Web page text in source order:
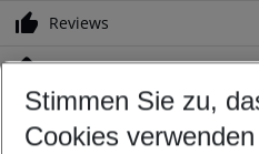
Reviews
Location
Customize your offer
Stimmen Sie zu,
Cookies